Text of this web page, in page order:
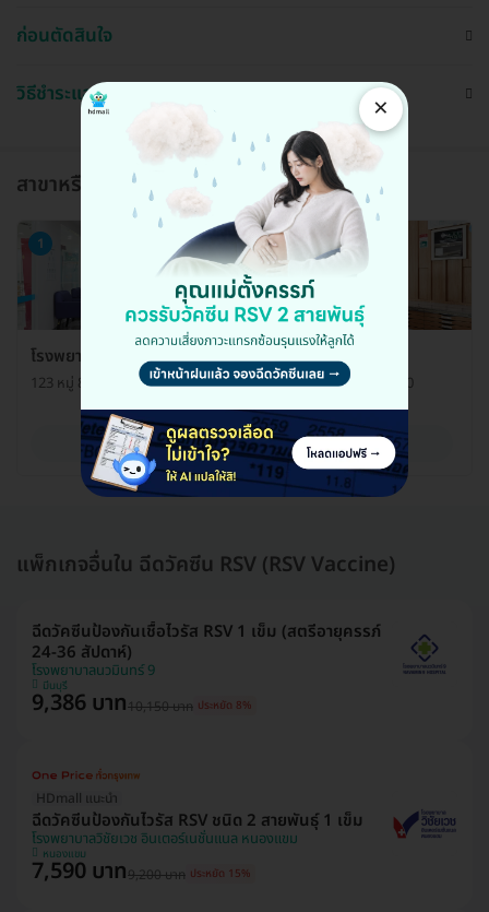
ก่อนตัดสินใจ
วิธีชำระและใช้งาน
สาขาหรือแผนกที่ให้บริการ
1
โรงพยาบาลเปาโล สมุทรปราการ ศูนย์สุขภาพสตรี
123 หมู่ 8 ถ. ศรีนครินทร์ ต. บางเมือง อ. เมือง จ. สมุทรปราการ 10270
ดูรายละเอียด
แพ็กเกจอื่นใน ฉีดวัคซีน RSV (RSV Vaccine)
ฉีดวัคซีนป้องกันเชื้อไวรัส RSV 1 เข็ม (สตรีอายุครรภ์
24-36 สัปดาห์)
โรงพยาบาลนวมินทร์ 9
มีนบุรี
9,386 บาท10,150 บาท ประหยัด 8%
HDmall แนะนำ
ฉีดวัคซีนป้องกันไวรัส RSV ชนิด 2 สายพันธ์ุ 1 เข็ม
โรงพยาบาลวิชัยเวช อินเตอร์เนชั่นแนล หนองแขม
หนองแขม
7,590 บาท9,200 บาท ประหยัด 15%
×